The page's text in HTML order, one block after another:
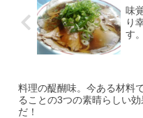
味
り
す。
料理の醍醐味。今ある材料
ることの3つの素晴らしい
だ！